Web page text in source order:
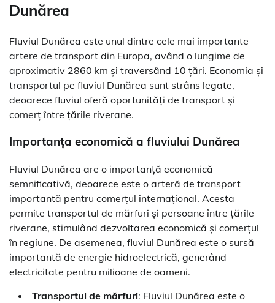
Dunărea
Fluviul Dunărea este unul dintre cele mai importante
artere de transport din Europa, având o lungime de
aproximativ 2860 km și traversând 10 țări. Economia și
transportul pe fluviul Dunărea sunt strâns legate,
deoarece fluviul oferă oportunități de transport și
comerț între țările riverane.
Importanța economică a fluviului Dunărea
Fluviul Dunărea are o importanță economică
semnificativă, deoarece este o arteră de transport
importantă pentru comerțul internațional. Acesta
permite transportul de mărfuri și persoane între țările
riverane, stimulând dezvoltarea economică și comerțul
în regiune. De asemenea, fluviul Dunărea este o sursă
importantă de energie hidroelectrică, generând
electricitate pentru milioane de oameni.
Transportul de mărfuri: Fluviul Dunărea este o